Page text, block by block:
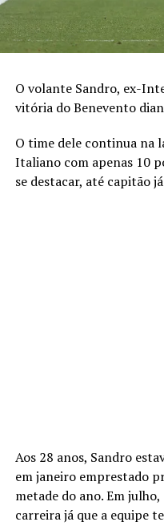
O volante Sandro, ex-
vitória do Benevento
O time dele continua na
Italiano com apenas 10
se destacar, até capitão
Aos 28 anos, Sandro
em janeiro emprestado
metade do ano. Em
carreira já que a equipe